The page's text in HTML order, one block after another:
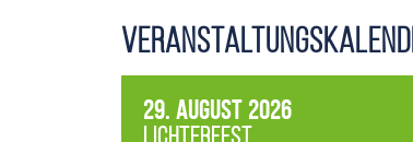
29. August 2026